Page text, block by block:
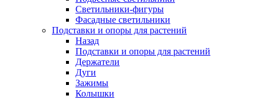
Светильники-фигуры
Фасадные светильники
Подставки и опоры для растений
Назад
Подставки и опоры для растений
Держатели
Дуги
Зажимы
Колышки